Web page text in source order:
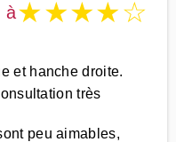
à★★★★☆
et hanche droite.
très
peu aimables,